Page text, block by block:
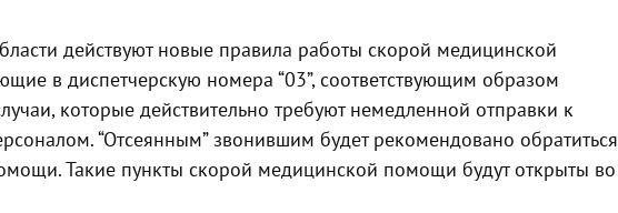
действуют новые правила работы скорой медицинской
в диспетчерскую номера “03”, соответствующим образом
которые действительно требуют немедленной отправки к
“Отсеянным” звонившим будет рекомендовано обратиться
Такие пункты скорой медицинской помощи будут открыты во